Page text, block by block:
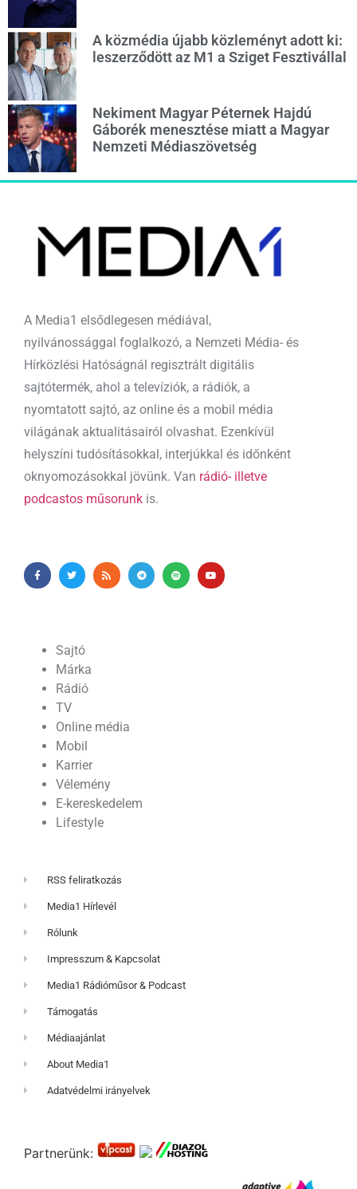
A közmédia újabb közleményt adott ki:
leszerződött az M1 a Sziget Fesztivállal
Nekiment Magyar Péternek Hajdú
Gáborék menesztése miatt a Magyar
Nemzeti Médiaszövetség
A Media1 elsődlegesen médiával,
nyilvánossággal foglalkozó, a Nemzeti Média- és
Hírközlési Hatóságnál regisztrált digitális
sajtótermék, ahol a televíziók, a rádiók, a
nyomtatott sajtó, az online és a mobil média
világának aktualitásairól olvashat. Ezenkívül
helyszíni tudósításokkal, interjúkkal és időnként
oknyomozásokkal jövünk. Van rádió- illetve
podcastos műsorunk is.
Sajtó
Márka
Rádió
TV
Online média
Mobil
Karrier
Vélemény
E-kereskedelem
Lifestyle
RSS feliratkozás
Media1 Hírlevél
Rólunk
Impresszum & Kapcsolat
Media1 Rádióműsor & Podcast
Támogatás
Médiaajánlat
About Media1
Adatvédelmi irányelvek
Partnerünk: